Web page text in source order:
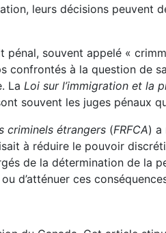
leurs décisions
pénal, souvent appelé «
à la question de
La Loi sur l’immigration et la
souvent les juges pénaux
criminels étrangers (FRFCA) a
à réduire le pouvoir
de la détermination de la
d’atténuer ces